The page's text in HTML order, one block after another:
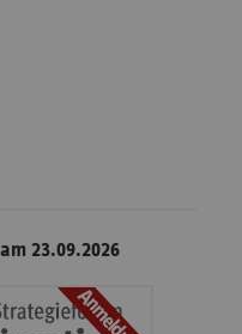
23.09.2026